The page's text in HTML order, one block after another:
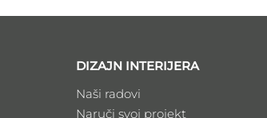
DIZAJN INTERIJERA
Naši radovi
Naruči svoj projekt